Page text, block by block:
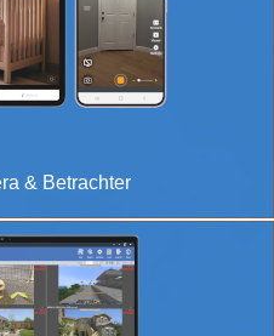
& Betrachter